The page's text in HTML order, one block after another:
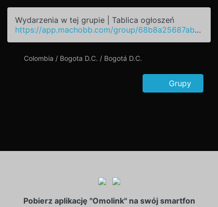
Wydarzenia w tej grupie | Tablica ogłoszeń
https://app.machobb.com/group/68b8a25687ab46e0d30258e2
Colombia / Bogota D.C. / Bogotá D.C.
Grupy
Pobierz aplikację "Omolink" na swój smartfon